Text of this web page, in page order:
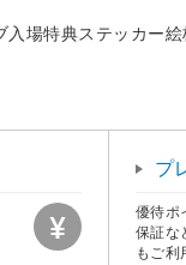
入場特典ステッカー
プ
優待ポ
保証な
もご利